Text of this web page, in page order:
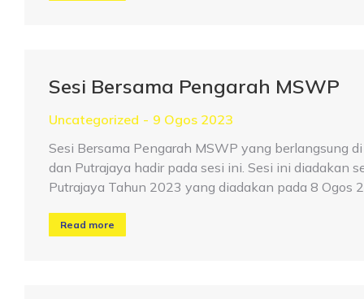
Sesi Bersama Pengarah MSWP
Uncategorized
9 Ogos 2023
Sesi Bersama Pengarah MSWP yang berlangsung
dan Putrajaya hadir pada sesi ini. Sesi ini diadakan
Putrajaya Tahun 2023 yang diadakan pada 8 Ogos
Read more